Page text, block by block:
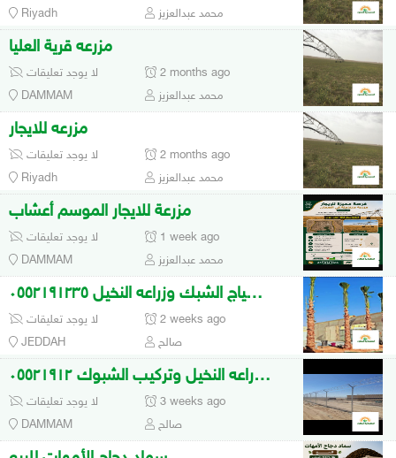
Riyadh
محمد عبدالعزيز
مزرعه قرية العليا
لا يوجد تعليقات
2 months ago
DAMMAM
محمد عبدالعزيز
مزرعه للايجار
لا يوجد تعليقات
2 months ago
Riyadh
محمد عبدالعزيز
مزرعة للايجار الموسم أعشاب
لا يوجد تعليقات
1 week ago
DAMMAM
محمد عبدالعزيز
تركيب سياج الشبك وزراعه النخيل ٠٥٥٢١٩١٢٣٥
لا يوجد تعليقات
2 weeks ago
JEDDAH
صالح
مقاولات زراعه النخيل وتركيب الشبوك ٠٥٥٢١٩١٢
لا يوجد تعليقات
3 weeks ago
DAMMAM
صالح